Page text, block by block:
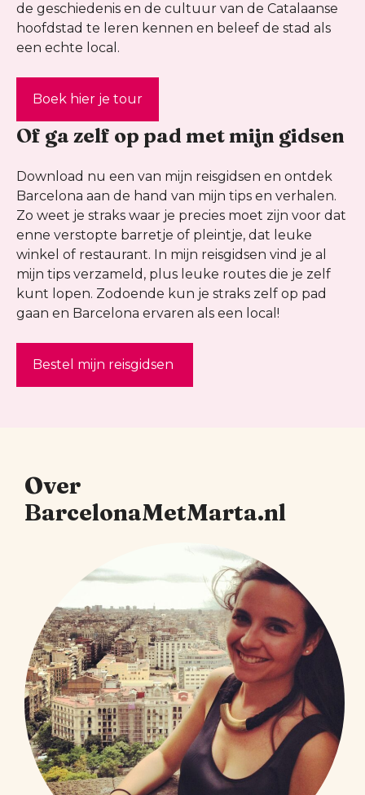
de geschiedenis en de cultuur van de Catalaanse
hoofdstad te leren kennen en beleef de stad als
een echte local.
Boek hier je tour
Of ga zelf op pad met mijn gidsen
Download nu een van mijn reisgidsen en ontdek
Barcelona aan de hand van mijn tips en verhalen.
Zo weet je straks waar je precies moet zijn voor dat
enne verstopte barretje of pleintje, dat leuke
winkel of restaurant. In mijn reisgidsen vind je al
mijn tips verzameld, plus leuke routes die je zelf
kunt lopen. Zodoende kun je straks zelf op pad
gaan en Barcelona ervaren als een local!
Bestel mijn reisgidsen
Over
BarcelonaMetMarta.nl